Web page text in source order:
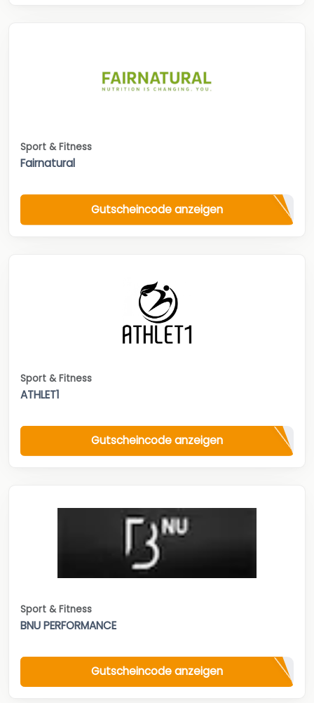
Sport & Fitness
Fairnatural
Gutscheincode anzeigen
Sport & Fitness
ATHLET1
Gutscheincode anzeigen
Sport & Fitness
BNU PERFORMANCE
Gutscheincode anzeigen